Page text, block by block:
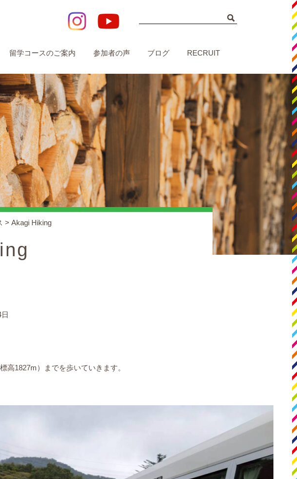
留学コースのご案内 参加者の声 ブログ RECRUIT
> Akagi Hiking
高1827m）までを歩いていきます。